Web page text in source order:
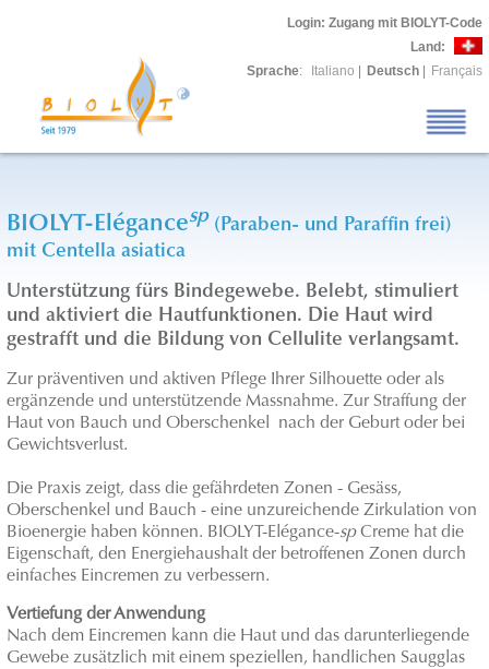
Login: Zugang mit BIOLYT-Code
Land:
Sprache: Italiano Deutsch Français
BIOLYT-Elégancesp (Paraben- und Paraffin frei)
mit Centella asiatica
Unterstützung fürs Bindegewebe. Belebt, stimuliert
und aktiviert die Hautfunktionen. Die Haut wird
gestrafft und die Bildung von Cellulite verlangsamt.
Zur präventiven und aktiven Pflege Ihrer Silhouette oder als
ergänzende und unterstützende Massnahme. Zur Straffung der
Haut von Bauch und Oberschenkel nach der Geburt oder bei
Gewichtsverlust.
Die Praxis zeigt, dass die gefährdeten Zonen - Gesäss,
Oberschenkel und Bauch - eine unzureichende Zirkulation von
Bioenergie haben können. BIOLYT-Elégance-spCreme hat die
Eigenschaft, den Energiehaushalt der betroffenen Zonen durch
einfaches Eincremen zu verbessern.
Vertiefung der Anwendung
Nach dem Eincremen kann die Haut und das darunterliegende
Gewebe zusätzlich mit einem speziellen, handlichen Saugglas